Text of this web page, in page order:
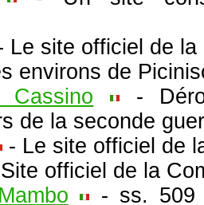
Le site officiel de
environs de
Cassino
-
de la seconde
- Le site officiel de
officiel de la
- ss. 509